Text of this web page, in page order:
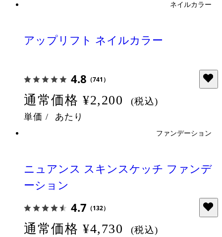
ネイルカラー
アップリフト ネイルカラー
4.8 （741）
通常価格 ¥2,200 (税込)
単価 / あたり
ファンデーション
ニュアンス スキンスケッチ ファンデ
ーション
4.7 （132）
通常価格 ¥4,730 (税込)